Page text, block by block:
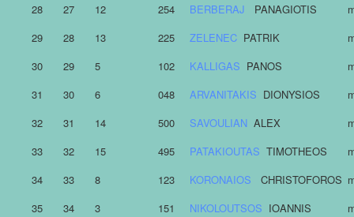
28
27 12 254 BERBERAJ PANAGIOTIS
29
28 13 225 ZELENEC PATRIK
30
29 5 102 KALLIGAS PANOS
31
30 6 048 ARVANITAKIS DIONYSIOS
32
31 14 500 SAVOULIAN ALEX
33
32 15 495 PATAKIOUTAS TIMOTHEOS
34
33 8 123 KORONAIOS CHRISTOFOROS
35
34 3 151 NIKOLOUTSOS IOANNIS